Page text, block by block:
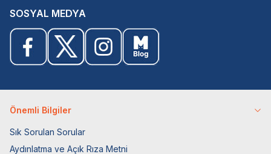
SOSYAL MEDYA
Önemli Bilgiler
Sık Sorulan Sorular
Aydınlatma ve Açık Rıza Metni